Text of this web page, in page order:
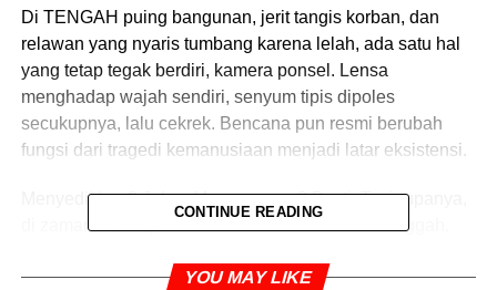
Di TENGAH puing bangunan, jerit tangis korban, dan
relawan yang nyaris tumbang karena lelah, ada satu hal
yang tetap tegak berdiri, kamera ponsel. Lensa
menghadap wajah sendiri, senyum tipis dipoles
secukupnya, lalu cekrek. Bencana pun resmi berubah
fungsi dari tragedi kemanusiaan menjadi latar eksistensi.
Menyedihkan? Jelas. Mengganggu? Pasti. Tapi rupanya,
di zaman ini, empati belum sah kalau belum diunggah.
story. Ironisnya, penderitaan orang lain cukup dijadikan
CONTINUE READING
YOU MAY LIKE